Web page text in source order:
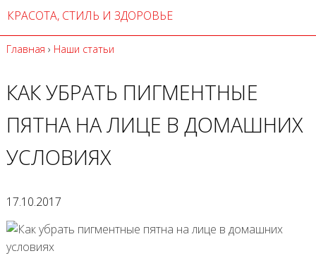
КРАСОТА, СТИЛЬ И ЗДОРОВЬЕ
Главная › Наши статьи
КАК УБРАТЬ ПИГМЕНТНЫЕ
ПЯТНА НА ЛИЦЕ В ДОМАШНИХ
УСЛОВИЯХ
17.10.2017